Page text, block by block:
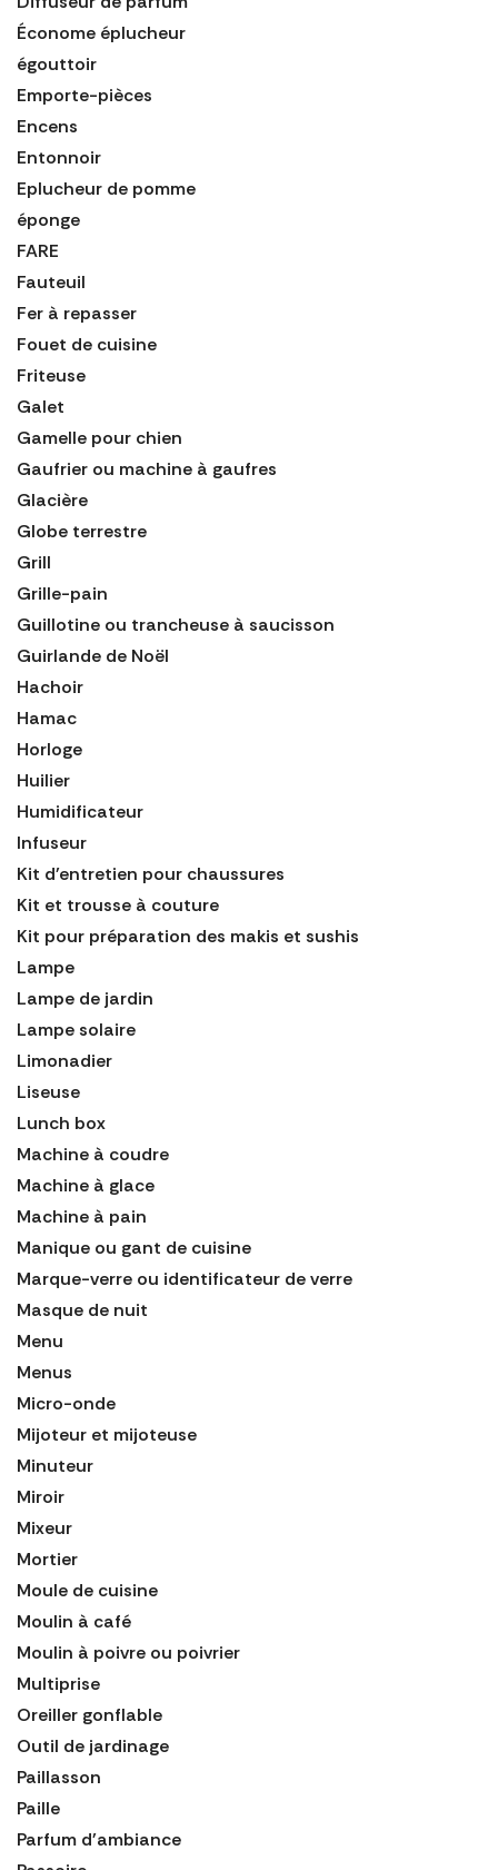
Économe éplucheur
égouttoir
Emporte-pièces
Encens
Entonnoir
Eplucheur de pomme
éponge
FARE
Fauteuil
Fer à repasser
Fouet de cuisine
Friteuse
Galet
Gamelle pour chien
Gaufrier ou machine à gaufres
Glacière
Globe terrestre
Grill
Grille-pain
Guillotine ou trancheuse à saucisson
Guirlande de Noël
Hachoir
Hamac
Horloge
Huilier
Humidificateur
Infuseur
Kit d'entretien pour chaussures
Kit et trousse à couture
Kit pour préparation des makis et sushis
Lampe
Lampe de jardin
Lampe solaire
Limonadier
Liseuse
Lunch box
Machine à coudre
Machine à glace
Machine à pain
Manique ou gant de cuisine
Marque-verre ou identificateur de verre
Masque de nuit
Menu
Menus
Micro-onde
Mijoteur et mijoteuse
Minuteur
Miroir
Mixeur
Mortier
Moule de cuisine
Moulin à café
Moulin à poivre ou poivrier
Multiprise
Oreiller gonflable
Outil de jardinage
Paillasson
Paille
Parfum d'ambiance